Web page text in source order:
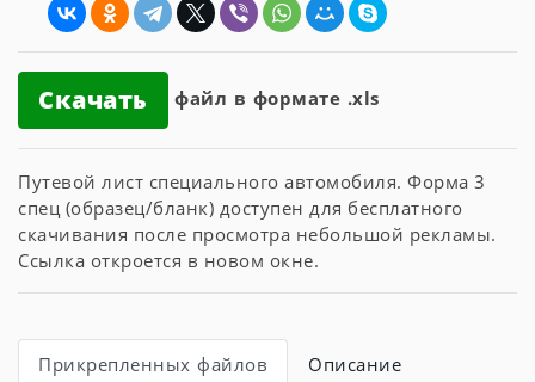
Скачать файл в формате .xls
Путевой лист специального автомобиля. Форма 3
спец (образец/бланк) доступен для бесплатного
скачивания после просмотра небольшой рекламы.
Ссылка откроется в новом окне.
Прикрепленных файлов Описание